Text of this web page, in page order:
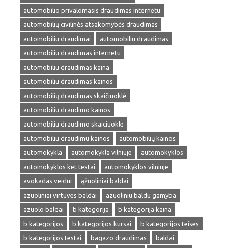
automobilio privalomasis draudimas internetu
automobilių civilinės atsakomybės draudimas
automobiliu draudimai
automobiliu draudimas
automobiliu draudimas internetu
automobiliu draudimas kaina
automobiliu draudimas kainos
automobilių draudimas skaičiuoklė
automobiliu draudimo kainos
automobiliu draudimo skaiciuokle
automobiliu draudimu kainos
automobilių kainos
automokykla
automokykla vilniuje
automokyklos
automokyklos ket testai
automokyklos vilniuje
avokadas veidui
ąžuoliniai baldai
azuoliniai virtuves baldai
azuoliniu baldu gamyba
azuolo baldai
b kategorija
b kategorija kaina
b kategorijos
b kategorijos kursai
b kategorijos teises
b kategorijos testai
bagazo draudimas
baldai